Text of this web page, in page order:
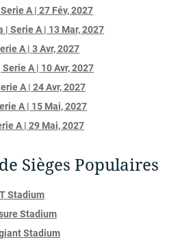
A | 27 Fév, 2027
Serie A | 13 Mar, 2027
A | 3 Avr, 2027
A | 10 Avr, 2027
A | 24 Avr, 2027
A | 15 Mai, 2027
A | 29 Mai, 2027
Sièges Populaires
Stadium
Stadium
Stadium